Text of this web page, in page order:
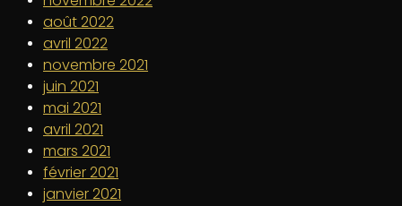
août 2022
avril 2022
novembre 2021
juin 2021
mai 2021
avril 2021
mars 2021
février 2021
janvier 2021